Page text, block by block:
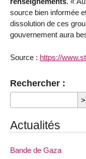
source bien informée
dissolution de ces
gouvernement aura
Source : https://
Rechercher :
Actualités
Bande de Gaza